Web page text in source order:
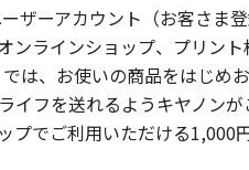
ザーアカウント（お客さま
ラインショップ、プリン
は、お使いの商品をはじめ
フを送れるようキヤノン
でご利用いただける1,000